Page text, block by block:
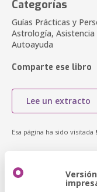
Categorías
Guías Prácticas y
Astrología, Asistencia
Autoayuda
Comparte ese libro
Lee un extracto
Esa página ha sido visitada
Versión